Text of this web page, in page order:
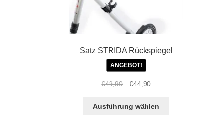
Satz STRIDA Rückspiegel
ANGEBOT!
€49,90
Ursprünglicher
war:
€44,90Aktueller
ist:
Ausführung wählen